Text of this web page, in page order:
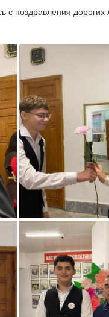
с поздравления